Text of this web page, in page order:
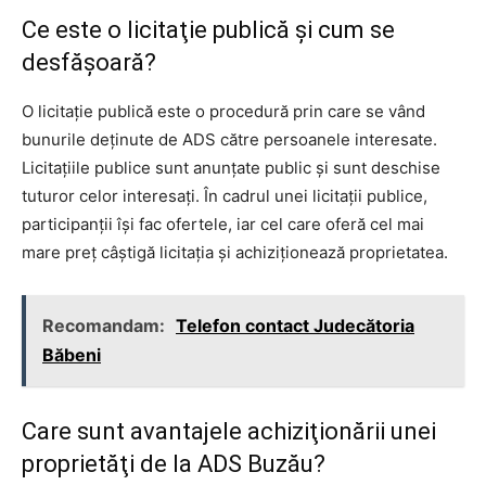
Ce este o licitaţie publică şi cum se
desfăşoară?
O licitaţie publică este o procedură prin care se vând
bunurile deţinute de ADS către persoanele interesate.
Licitaţiile publice sunt anunţate public şi sunt deschise
tuturor celor interesaţi. În cadrul unei licitaţii publice,
participanţii îşi fac ofertele, iar cel care oferă cel mai
mare preţ câştigă licitaţia şi achiziţionează proprietatea.
Recomandam: Telefon contact Judecătoria
Băbeni
Care sunt avantajele achiziţionării unei
proprietăţi de la ADS Buzău?